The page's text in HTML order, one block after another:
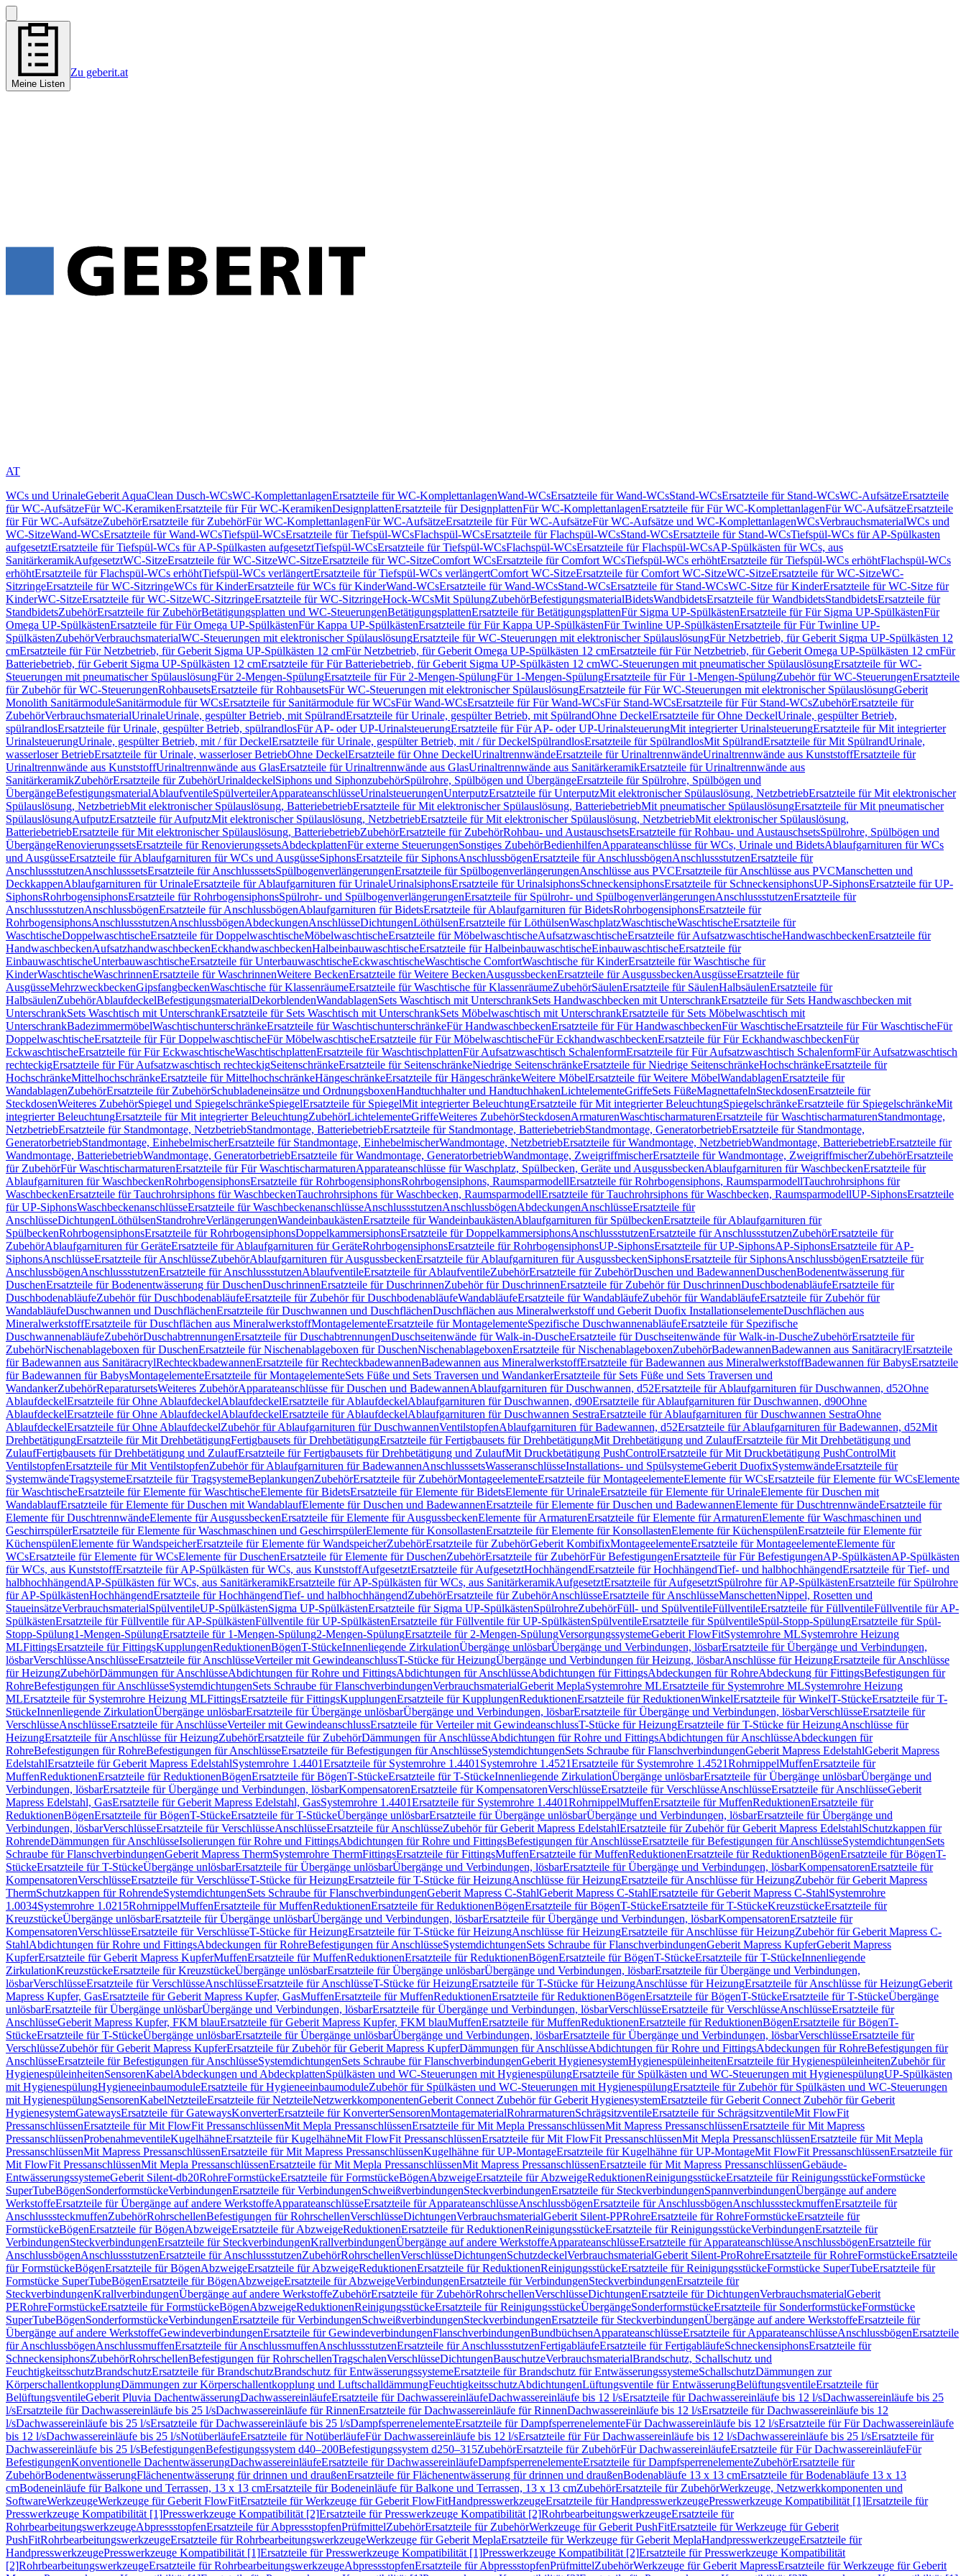
Meine Listen
Zu geberit.at
AT
WCs und UrinaleGeberit AquaClean Dusch-WCsWC-KomplettanlagenErsatzteile für WC-KomplettanlagenWand-WCsErsatzteile für Wand-WCsStand-WCsErsatzteile für Stand-WCsWC-AufsätzeErsatzteile
für WC-AufsätzeFür WC-KeramikenErsatzteile für Für WC-KeramikenDesignplattenErsatzteile für DesignplattenFür WC-KomplettanlagenErsatzteile für Für WC-KomplettanlagenFür WC-AufsätzeErsatzteile
für Für WC-AufsätzeZubehörErsatzteile für ZubehörFür WC-KomplettanlagenFür WC-AufsätzeErsatzteile für Für WC-AufsätzeFür WC-Aufsätze und WC-KomplettanlagenWCsVerbrauchsmaterialWCs und
WC-SitzeWand-WCsErsatzteile für Wand-WCsTiefspül-WCsErsatzteile für Tiefspül-WCsFlachspül-WCsErsatzteile für Flachspül-WCsStand-WCsErsatzteile für Stand-WCsTiefspül-WCs für AP-Spülkasten
aufgesetztErsatzteile für Tiefspül-WCs für AP-Spülkasten aufgesetztTiefspül-WCsErsatzteile für Tiefspül-WCsFlachspül-WCsErsatzteile für Flachspül-WCsAP-Spülkästen für WCs, aus
SanitärkeramikAufgesetztWC-SitzeErsatzteile für WC-SitzeWC-SitzeErsatzteile für WC-SitzeComfort WCsErsatzteile für Comfort WCsTiefspül-WCs erhöhtErsatzteile für Tiefspül-WCs erhöhtFlachspül-WCs
erhöhtErsatzteile für Flachspül-WCs erhöhtTiefspül-WCs verlängertErsatzteile für Tiefspül-WCs verlängertComfort WC-SitzeErsatzteile für Comfort WC-SitzeWC-SitzeErsatzteile für WC-SitzeWC-
SitzringeErsatzteile für WC-SitzringeWCs für KinderErsatzteile für WCs für KinderWand-WCsErsatzteile für Wand-WCsStand-WCsErsatzteile für Stand-WCsWC-Sitze für KinderErsatzteile für WC-Sitze für
KinderWC-SitzeErsatzteile für WC-SitzeWC-SitzringeErsatzteile für WC-SitzringeHock-WCsMit SpülungZubehörBefestigungsmaterialBidetsWandbidetsErsatzteile für WandbidetsStandbidetsErsatzteile für
StandbidetsZubehörErsatzteile für ZubehörBetätigungsplatten und WC-SteuerungenBetätigungsplattenErsatzteile für BetätigungsplattenFür Sigma UP-SpülkästenErsatzteile für Für Sigma UP-SpülkästenFür
Omega UP-SpülkästenErsatzteile für Für Omega UP-SpülkästenFür Kappa UP-SpülkästenErsatzteile für Für Kappa UP-SpülkästenFür Twinline UP-SpülkästenErsatzteile für Für Twinline UP-
SpülkästenZubehörVerbrauchsmaterialWC-Steuerungen mit elektronischer SpülauslösungErsatzteile für WC-Steuerungen mit elektronischer SpülauslösungFür Netzbetrieb, für Geberit Sigma UP-Spülkästen 12
cmErsatzteile für Für Netzbetrieb, für Geberit Sigma UP-Spülkästen 12 cmFür Netzbetrieb, für Geberit Omega UP-Spülkästen 12 cmErsatzteile für Für Netzbetrieb, für Geberit Omega UP-Spülkästen 12 cmFür
Batteriebetrieb, für Geberit Sigma UP-Spülkästen 12 cmErsatzteile für Für Batteriebetrieb, für Geberit Sigma UP-Spülkästen 12 cmWC-Steuerungen mit pneumatischer SpülauslösungErsatzteile für WC-
Steuerungen mit pneumatischer SpülauslösungFür 2-Mengen-SpülungErsatzteile für Für 2-Mengen-SpülungFür 1-Mengen-SpülungErsatzteile für Für 1-Mengen-SpülungZubehör für WC-SteuerungenErsatzteile
für Zubehör für WC-SteuerungenRohbausetsErsatzteile für RohbausetsFür WC-Steuerungen mit elektronischer SpülauslösungErsatzteile für Für WC-Steuerungen mit elektronischer SpülauslösungGeberit
Monolith SanitärmoduleSanitärmodule für WCsErsatzteile für Sanitärmodule für WCsFür Wand-WCsErsatzteile für Für Wand-WCsFür Stand-WCsErsatzteile für Für Stand-WCsZubehörErsatzteile für
ZubehörVerbrauchsmaterialUrinaleUrinale, gespülter Betrieb, mit SpülrandErsatzteile für Urinale, gespülter Betrieb, mit SpülrandOhne DeckelErsatzteile für Ohne DeckelUrinale, gespülter Betrieb,
spülrandlosErsatzteile für Urinale, gespülter Betrieb, spülrandlosFür AP- oder UP-UrinalsteuerungErsatzteile für Für AP- oder UP-UrinalsteuerungMit integrierter UrinalsteuerungErsatzteile für Mit integrierter
UrinalsteuerungUrinale, gespülter Betrieb, mit / für DeckelErsatzteile für Urinale, gespülter Betrieb, mit / für DeckelSpülrandlosErsatzteile für SpülrandlosMit SpülrandErsatzteile für Mit SpülrandUrinale,
wasserloser BetriebErsatzteile für Urinale, wasserloser BetriebOhne DeckelErsatzteile für Ohne DeckelUrinaltrennwändeErsatzteile für UrinaltrennwändeUrinaltrennwände aus KunststoffErsatzteile für
Urinaltrennwände aus KunststoffUrinaltrennwände aus GlasErsatzteile für Urinaltrennwände aus GlasUrinaltrennwände aus SanitärkeramikErsatzteile für Urinaltrennwände aus
SanitärkeramikZubehörErsatzteile für ZubehörUrinaldeckelSiphons und SiphonzubehörSpülrohre, Spülbögen und ÜbergängeErsatzteile für Spülrohre, Spülbögen und
ÜbergängeBefestigungsmaterialAblaufventileSpülverteilerApparateanschlüsseUrinalsteuerungenUnterputzErsatzteile für UnterputzMit elektronischer Spülauslösung, NetzbetriebErsatzteile für Mit elektronischer
Spülauslösung, NetzbetriebMit elektronischer Spülauslösung, BatteriebetriebErsatzteile für Mit elektronischer Spülauslösung, BatteriebetriebMit pneumatischer SpülauslösungErsatzteile für Mit pneumatischer
SpülauslösungAufputzErsatzteile für AufputzMit elektronischer Spülauslösung, NetzbetriebErsatzteile für Mit elektronischer Spülauslösung, NetzbetriebMit elektronischer Spülauslösung,
BatteriebetriebErsatzteile für Mit elektronischer Spülauslösung, BatteriebetriebZubehörErsatzteile für ZubehörRohbau- und AustauschsetsErsatzteile für Rohbau- und AustauschsetsSpülrohre, Spülbögen und
ÜbergängeRenovierungssetsErsatzteile für RenovierungssetsAbdeckplattenFür externe SteuerungenSonstiges ZubehörBedienhilfenApparateanschlüsse für WCs, Urinale und BidetsAblaufgarnituren für WCs
und AusgüsseErsatzteile für Ablaufgarnituren für WCs und AusgüsseSiphonsErsatzteile für SiphonsAnschlussbögenErsatzteile für AnschlussbögenAnschlussstutzenErsatzteile für
AnschlussstutzenAnschlusssetsErsatzteile für AnschlusssetsSpülbogenverlängerungenErsatzteile für SpülbogenverlängerungenAnschlüsse aus PVCErsatzteile für Anschlüsse aus PVCManschetten und
DeckkappenAblaufgarnituren für UrinaleErsatzteile für Ablaufgarnituren für UrinaleUrinalsiphonsErsatzteile für UrinalsiphonsSchneckensiphonsErsatzteile für SchneckensiphonsUP-SiphonsErsatzteile für UP-
SiphonsRohrbogensiphonsErsatzteile für RohrbogensiphonsSpülrohr- und SpülbogenverlängerungenErsatzteile für Spülrohr- und SpülbogenverlängerungenAnschlussstutzenErsatzteile für
AnschlussstutzenAnschlussbögenErsatzteile für AnschlussbögenAblaufgarnituren für BidetsErsatzteile für Ablaufgarnituren für BidetsRohrbogensiphonsErsatzteile für
RohrbogensiphonsAnschlussstutzenAnschlussbögenAbdeckungenAnschlüsseDichtungenLöthülsenErsatzteile für LöthülsenWaschplatzWaschtischeWaschtischeErsatzteile für
WaschtischeDoppelwaschtischeErsatzteile für DoppelwaschtischeMöbelwaschtischeErsatzteile für MöbelwaschtischeAufsatzwaschtischeErsatzteile für AufsatzwaschtischeHandwaschbeckenErsatzteile für
HandwaschbeckenAufsatzhandwaschbeckenEckhandwaschbeckenHalbeinbauwaschtischeErsatzteile für HalbeinbauwaschtischeEinbauwaschtischeErsatzteile für
EinbauwaschtischeUnterbauwaschtischeErsatzteile für UnterbauwaschtischeEckwaschtischeWaschtische ComfortWaschtische für KinderErsatzteile für Waschtische für
KinderWaschtischeWaschrinnenErsatzteile für WaschrinnenWeitere BeckenErsatzteile für Weitere BeckenAusgussbeckenErsatzteile für AusgussbeckenAusgüsseErsatzteile für
AusgüsseMehrzweckbeckenGipsfangbeckenWaschtische für KlassenräumeErsatzteile für Waschtische für KlassenräumeZubehörSäulenErsatzteile für SäulenHalbsäulenErsatzteile für
HalbsäulenZubehörAblaufdeckelBefestigungsmaterialDekorblendenWandablagenSets Waschtisch mit UnterschrankSets Handwaschbecken mit UnterschrankErsatzteile für Sets Handwaschbecken mit
UnterschrankSets Waschtisch mit UnterschrankErsatzteile für Sets Waschtisch mit UnterschrankSets Möbelwaschtisch mit UnterschrankErsatzteile für Sets Möbelwaschtisch mit
UnterschrankBadezimmermöbelWaschtischunterschränkeErsatzteile für WaschtischunterschränkeFür HandwaschbeckenErsatzteile für Für HandwaschbeckenFür WaschtischeErsatzteile für Für WaschtischeFür
DoppelwaschtischeErsatzteile für Für DoppelwaschtischeFür MöbelwaschtischeErsatzteile für Für MöbelwaschtischeFür EckhandwaschbeckenErsatzteile für Für EckhandwaschbeckenFür
EckwaschtischeErsatzteile für Für EckwaschtischeWaschtischplattenErsatzteile für WaschtischplattenFür Aufsatzwaschtisch SchalenformErsatzteile für Für Aufsatzwaschtisch SchalenformFür Aufsatzwaschtisch
rechteckigErsatzteile für Für Aufsatzwaschtisch rechteckigSeitenschränkeErsatzteile für SeitenschränkeNiedrige SeitenschränkeErsatzteile für Niedrige SeitenschränkeHochschränkeErsatzteile für
HochschränkeMittelhochschränkeErsatzteile für MittelhochschränkeHängeschränkeErsatzteile für HängeschränkeWeitere MöbelErsatzteile für Weitere MöbelWandablagenErsatzteile für
WandablagenZubehörErsatzteile für ZubehörSchubladeneinsätze und OrdnungsboxenHandtuchhalter und HandtuchhakenLichtelementeGriffeSets FüßeMagnettafelnSteckdosenErsatzteile für
SteckdosenWeiteres ZubehörSpiegel und SpiegelschränkeSpiegelErsatzteile für SpiegelMit integrierter BeleuchtungErsatzteile für Mit integrierter BeleuchtungSpiegelschränkeErsatzteile für SpiegelschränkeMit
integrierter BeleuchtungErsatzteile für Mit integrierter BeleuchtungZubehörLichtelementeGriffeWeiteres ZubehörSteckdosenArmaturenWaschtischarmaturenErsatzteile für WaschtischarmaturenStandmontage,
NetzbetriebErsatzteile für Standmontage, NetzbetriebStandmontage, BatteriebetriebErsatzteile für Standmontage, BatteriebetriebStandmontage, GeneratorbetriebErsatzteile für Standmontage,
GeneratorbetriebStandmontage, EinhebelmischerErsatzteile für Standmontage, EinhebelmischerWandmontage, NetzbetriebErsatzteile für Wandmontage, NetzbetriebWandmontage, BatteriebetriebErsatzteile für
Wandmontage, BatteriebetriebWandmontage, GeneratorbetriebErsatzteile für Wandmontage, GeneratorbetriebWandmontage, ZweigriffmischerErsatzteile für Wandmontage, ZweigriffmischerZubehörErsatzteile
für ZubehörFür WaschtischarmaturenErsatzteile für Für WaschtischarmaturenApparateanschlüsse für Waschplatz, Spülbecken, Geräte und AusgussbeckenAblaufgarnituren für WaschbeckenErsatzteile für
Ablaufgarnituren für WaschbeckenRohrbogensiphonsErsatzteile für RohrbogensiphonsRohrbogensiphons, RaumsparmodellErsatzteile für Rohrbogensiphons, RaumsparmodellTauchrohrsiphons für
WaschbeckenErsatzteile für Tauchrohrsiphons für WaschbeckenTauchrohrsiphons für Waschbecken, RaumsparmodellErsatzteile für Tauchrohrsiphons für Waschbecken, RaumsparmodellUP-SiphonsErsatzteile
für UP-SiphonsWaschbeckenanschlüsseErsatzteile für WaschbeckenanschlüsseAnschlussstutzenAnschlussbögenAbdeckungenAnschlüsseErsatzteile für
AnschlüsseDichtungenLöthülsenStandrohreVerlängerungenWandeinbaukästenErsatzteile für WandeinbaukästenAblaufgarnituren für SpülbeckenErsatzteile für Ablaufgarnituren für
SpülbeckenRohrbogensiphonsErsatzteile für RohrbogensiphonsDoppelkammersiphonsErsatzteile für DoppelkammersiphonsAnschlussstutzenErsatzteile für AnschlussstutzenZubehörErsatzteile für
ZubehörAblaufgarnituren für GeräteErsatzteile für Ablaufgarnituren für GeräteRohrbogensiphonsErsatzteile für RohrbogensiphonsUP-SiphonsErsatzteile für UP-SiphonsAP-SiphonsErsatzteile für AP-
SiphonsAnschlüsseErsatzteile für AnschlüsseZubehörAblaufgarnituren für AusgussbeckenErsatzteile für Ablaufgarnituren für AusgussbeckenSiphonsErsatzteile für SiphonsAnschlussbögenErsatzteile für
AnschlussbögenAnschlussstutzenErsatzteile für AnschlussstutzenAblaufventileErsatzteile für AblaufventileZubehörErsatzteile für ZubehörDuschen und BadewannenDuschenBodenentwässerung für
DuschenErsatzteile für Bodenentwässerung für DuschenDuschrinnenErsatzteile für DuschrinnenZubehör für DuschrinnenErsatzteile für Zubehör für DuschrinnenDuschbodenabläufeErsatzteile für
DuschbodenabläufeZubehör für DuschbodenabläufeErsatzteile für Zubehör für DuschbodenabläufeWandabläufeErsatzteile für WandabläufeZubehör für WandabläufeErsatzteile für Zubehör für
WandabläufeDuschwannen und DuschflächenErsatzteile für Duschwannen und DuschflächenDuschflächen aus Mineralwerkstoff und Geberit Duofix InstallationselementeDuschflächen aus
MineralwerkstoffErsatzteile für Duschflächen aus MineralwerkstoffMontagelementeErsatzteile für MontagelementeSpezifische DuschwannenabläufeErsatzteile für Spezifische
DuschwannenabläufeZubehörDuschabtrennungenErsatzteile für DuschabtrennungenDuschseitenwände für Walk-in-DuscheErsatzteile für Duschseitenwände für Walk-in-DuscheZubehörErsatzteile für
ZubehörNischenablageboxen für DuschenErsatzteile für Nischenablageboxen für DuschenNischenablageboxenErsatzteile für NischenablageboxenZubehörBadewannenBadewannen aus SanitäracrylErsatzteile
für Badewannen aus SanitäracrylRechteckbadewannenErsatzteile für RechteckbadewannenBadewannen aus MineralwerkstoffErsatzteile für Badewannen aus MineralwerkstoffBadewannen für BabysErsatzteile
für Badewannen für BabysMontagelementeErsatzteile für MontagelementeSets Füße und Sets Traversen und WandankerErsatzteile für Sets Füße und Sets Traversen und
WandankerZubehörReparatursetsWeiteres ZubehörApparateanschlüsse für Duschen und BadewannenAblaufgarnituren für Duschwannen, d52Ersatzteile für Ablaufgarnituren für Duschwannen, d52Ohne
AblaufdeckelErsatzteile für Ohne AblaufdeckelAblaufdeckelErsatzteile für AblaufdeckelAblaufgarnituren für Duschwannen, d90Ersatzteile für Ablaufgarnituren für Duschwannen, d90Ohne
AblaufdeckelErsatzteile für Ohne AblaufdeckelAblaufdeckelErsatzteile für AblaufdeckelAblaufgarnituren für Duschwannen SestraErsatzteile für Ablaufgarnituren für Duschwannen SestraOhne
AblaufdeckelErsatzteile für Ohne AblaufdeckelZubehör für Ablaufgarnituren für DuschwannenVentilstopfenAblaufgarnituren für Badewannen, d52Ersatzteile für Ablaufgarnituren für Badewannen, d52Mit
DrehbetätigungErsatzteile für Mit DrehbetätigungFertigbausets für DrehbetätigungErsatzteile für Fertigbausets für DrehbetätigungMit Drehbetätigung und ZulaufErsatzteile für Mit Drehbetätigung und
ZulaufFertigbausets für Drehbetätigung und ZulaufErsatzteile für Fertigbausets für Drehbetätigung und ZulaufMit Druckbetätigung PushControlErsatzteile für Mit Druckbetätigung PushControlMit
VentilstopfenErsatzteile für Mit VentilstopfenZubehör für Ablaufgarnituren für BadewannenAnschlusssetsWasseranschlüsseInstallations- und SpülsystemeGeberit DuofixSystemwändeErsatzteile für
SystemwändeTragsystemeErsatzteile für TragsystemeBeplankungenZubehörErsatzteile für ZubehörMontageelementeErsatzteile für MontageelementeElemente für WCsErsatzteile für Elemente für WCsElemente
für WaschtischeErsatzteile für Elemente für WaschtischeElemente für BidetsErsatzteile für Elemente für BidetsElemente für UrinaleErsatzteile für Elemente für UrinaleElemente für Duschen mit
WandablaufErsatzteile für Elemente für Duschen mit WandablaufElemente für Duschen und BadewannenErsatzteile für Elemente für Duschen und BadewannenElemente für DuschtrennwändeErsatzteile für
Elemente für DuschtrennwändeElemente für AusgussbeckenErsatzteile für Elemente für AusgussbeckenElemente für ArmaturenErsatzteile für Elemente für ArmaturenElemente für Waschmaschinen und
GeschirrspülerErsatzteile für Elemente für Waschmaschinen und GeschirrspülerElemente für KonsollastenErsatzteile für Elemente für KonsollastenElemente für KüchenspülenErsatzteile für Elemente für
KüchenspülenElemente für WandspeicherErsatzteile für Elemente für WandspeicherZubehörErsatzteile für ZubehörGeberit KombifixMontageelementeErsatzteile für MontageelementeElemente für
WCsErsatzteile für Elemente für WCsElemente für DuschenErsatzteile für Elemente für DuschenZubehörErsatzteile für ZubehörFür BefestigungenErsatzteile für Für BefestigungenAP-SpülkästenAP-Spülkästen
für WCs, aus KunststoffErsatzteile für AP-Spülkästen für WCs, aus KunststoffAufgesetztErsatzteile für AufgesetztHochhängendErsatzteile für HochhängendTief- und halbhochhängendErsatzteile für Tief- und
halbhochhängendAP-Spülkästen für WCs, aus SanitärkeramikErsatzteile für AP-Spülkästen für WCs, aus SanitärkeramikAufgesetztErsatzteile für AufgesetztSpülrohre für AP-SpülkästenErsatzteile für Spülrohre
für AP-SpülkästenHochhängendErsatzteile für HochhängendTief- und halbhochhängendZubehörErsatzteile für ZubehörAnschlüsseErsatzteile für AnschlüsseManschettenNippel, Rosetten und
StaueinsätzeVerbrauchsmaterialSpülventileUP-SpülkästenSigma UP-SpülkästenErsatzteile für Sigma UP-SpülkästenSpülrohreZubehörFüll- und SpülventileFüllventileErsatzteile für FüllventileFüllventile für AP-
SpülkästenErsatzteile für Füllventile für AP-SpülkästenFüllventile für UP-SpülkästenErsatzteile für Füllventile für UP-SpülkästenSpülventileErsatzteile für SpülventileSpül-Stopp-SpülungErsatzteile für Spül-
Stopp-Spülung1-Mengen-SpülungErsatzteile für 1-Mengen-Spülung2-Mengen-SpülungErsatzteile für 2-Mengen-SpülungVersorgungssystemeGeberit FlowFitSystemrohre MLSystemrohre Heizung
MLFittingsErsatzteile für FittingsKupplungenReduktionenBögenT-StückeInnenliegende ZirkulationÜbergänge unlösbarÜbergänge und Verbindungen, lösbarErsatzteile für Übergänge und Verbindungen,
lösbarVerschlüsseAnschlüsseErsatzteile für AnschlüsseVerteiler mit GewindeanschlussT-Stücke für HeizungÜbergänge und Verbindungen für Heizung, lösbarAnschlüsse für HeizungErsatzteile für Anschlüsse
für HeizungZubehörDämmungen für AnschlüsseAbdichtungen für Rohre und FittingsAbdichtungen für AnschlüsseAbdichtungen für FittingsAbdeckungen für RohreAbdeckung für FittingsBefestigungen für
RohreBefestigungen für AnschlüsseSystemdichtungenSets Schraube für FlanschverbindungenVerbrauchsmaterialGeberit MeplaSystemrohre MLErsatzteile für Systemrohre MLSystemrohre Heizung
MLErsatzteile für Systemrohre Heizung MLFittingsErsatzteile für FittingsKupplungenErsatzteile für KupplungenReduktionenErsatzteile für ReduktionenWinkelErsatzteile für WinkelT-StückeErsatzteile für T-
StückeInnenliegende ZirkulationÜbergänge unlösbarErsatzteile für Übergänge unlösbarÜbergänge und Verbindungen, lösbarErsatzteile für Übergänge und Verbindungen, lösbarVerschlüsseErsatzteile für
VerschlüsseAnschlüsseErsatzteile für AnschlüsseVerteiler mit GewindeanschlussErsatzteile für Verteiler mit GewindeanschlussT-Stücke für HeizungErsatzteile für T-Stücke für HeizungAnschlüsse für
HeizungErsatzteile für Anschlüsse für HeizungZubehörErsatzteile für ZubehörDämmungen für AnschlüsseAbdichtungen für Rohre und FittingsAbdichtungen für AnschlüsseAbdeckungen für
RohreBefestigungen für RohreBefestigungen für AnschlüsseErsatzteile für Befestigungen für AnschlüsseSystemdichtungenSets Schraube für FlanschverbindungenGeberit Mapress EdelstahlGeberit Mapress
EdelstahlErsatzteile für Geberit Mapress EdelstahlSystemrohre 1.4401Ersatzteile für Systemrohre 1.4401 Systemrohre 1.4521Ersatzteile für Systemrohre 1.4521RohrnippelMuffenErsatzteile für
MuffenReduktionenErsatzteile für ReduktionenBögenErsatzteile für BögenT-StückeErsatzteile für T-StückeInnenliegende ZirkulationÜbergänge unlösbarErsatzteile für Übergänge unlösbarÜbergänge und
Verbindungen, lösbarErsatzteile für Übergänge und Verbindungen, lösbarKompensatorenErsatzteile für KompensatorenVerschlüsseErsatzteile für VerschlüsseAnschlüsseErsatzteile für AnschlüsseGeberit
Mapress Edelstahl, GasErsatzteile für Geberit Mapress Edelstahl, GasSystemrohre 1.4401Ersatzteile für Systemrohre 1.4401RohrnippelMuffenErsatzteile für MuffenReduktionenErsatzteile für
ReduktionenBögenErsatzteile für BögenT-StückeErsatzteile für T-StückeÜbergänge unlösbarErsatzteile für Übergänge unlösbarÜbergänge und Verbindungen, lösbarErsatzteile für Übergänge und
Verbindungen, lösbarVerschlüsseErsatzteile für VerschlüsseAnschlüsseErsatzteile für AnschlüsseZubehör für Geberit Mapress EdelstahlErsatzteile für Zubehör für Geberit Mapress EdelstahlSchutzkappen für
RohrendeDämmungen für AnschlüsseIsolierungen für Rohre und FittingsAbdichtungen für Rohre und FittingsBefestigungen für AnschlüsseErsatzteile für Befestigungen für AnschlüsseSystemdichtungenSets
Schraube für FlanschverbindungenGeberit Mapress ThermSystemrohre ThermFittingsErsatzteile für FittingsMuffenErsatzteile für MuffenReduktionenErsatzteile für ReduktionenBögenErsatzteile für BögenT-
StückeErsatzteile für T-StückeÜbergänge unlösbarErsatzteile für Übergänge unlösbarÜbergänge und Verbindungen, lösbarErsatzteile für Übergänge und Verbindungen, lösbarKompensatorenErsatzteile für
KompensatorenVerschlüsseErsatzteile für VerschlüsseT-Stücke für HeizungErsatzteile für T-Stücke für HeizungAnschlüsse für HeizungErsatzteile für Anschlüsse für HeizungZubehör für Geberit Mapress
ThermSchutzkappen für RohrendeSystemdichtungenSets Schraube für FlanschverbindungenGeberit Mapress C-StahlGeberit Mapress C-StahlErsatzteile für Geberit Mapress C-StahlSystemrohre
1.0034Systemrohre 1.0215RohrnippelMuffenErsatzteile für MuffenReduktionenErsatzteile für ReduktionenBögenErsatzteile für BögenT-StückeErsatzteile für T-StückeKreuzstückeErsatzteile für
KreuzstückeÜbergänge unlösbarErsatzteile für Übergänge unlösbarÜbergänge und Verbindungen, lösbarErsatzteile für Übergänge und Verbindungen, lösbarKompensatorenErsatzteile für
KompensatorenVerschlüsseErsatzteile für VerschlüsseT-Stücke für HeizungErsatzteile für T-Stücke für HeizungAnschlüsse für HeizungErsatzteile für Anschlüsse für HeizungZubehör für Geberit Mapress C-
StahlAbdichtungen für Rohre und FittingsAbdeckungen für RohreBefestigungen für AnschlüsseSystemdichtungenSets Schraube für FlanschverbindungenGeberit Mapress KupferGeberit Mapress
KupferErsatzteile für Geberit Mapress KupferMuffenErsatzteile für MuffenReduktionenErsatzteile für ReduktionenBögenErsatzteile für BögenT-StückeErsatzteile für T-StückeInnenliegende
ZirkulationKreuzstückeErsatzteile für KreuzstückeÜbergänge unlösbarErsatzteile für Übergänge unlösbarÜbergänge und Verbindungen, lösbarErsatzteile für Übergänge und Verbindungen,
lösbarVerschlüsseErsatzteile für VerschlüsseAnschlüsseErsatzteile für AnschlüsseT-Stücke für HeizungErsatzteile für T-Stücke für HeizungAnschlüsse für HeizungErsatzteile für Anschlüsse für HeizungGeberit
Mapress Kupfer, GasErsatzteile für Geberit Mapress Kupfer, GasMuffenErsatzteile für MuffenReduktionenErsatzteile für ReduktionenBögenErsatzteile für BögenT-StückeErsatzteile für T-StückeÜbergänge
unlösbarErsatzteile für Übergänge unlösbarÜbergänge und Verbindungen, lösbarErsatzteile für Übergänge und Verbindungen, lösbarVerschlüsseErsatzteile für VerschlüsseAnschlüsseErsatzteile für
AnschlüsseGeberit Mapress Kupfer, FKM blauErsatzteile für Geberit Mapress Kupfer, FKM blauMuffenErsatzteile für MuffenReduktionenErsatzteile für ReduktionenBögenErsatzteile für BögenT-
StückeErsatzteile für T-StückeÜbergänge unlösbarErsatzteile für Übergänge unlösbarÜbergänge und Verbindungen, lösbarErsatzteile für Übergänge und Verbindungen, lösbarVerschlüsseErsatzteile für
VerschlüsseZubehör für Geberit Mapress KupferErsatzteile für Zubehör für Geberit Mapress KupferDämmungen für AnschlüsseAbdichtungen für Rohre und FittingsAbdeckungen für RohreBefestigungen für
AnschlüsseErsatzteile für Befestigungen für AnschlüsseSystemdichtungenSets Schraube für FlanschverbindungenGeberit HygienesystemHygienespüleinheitenErsatzteile für HygienespüleinheitenZubehör für
HygienespüleinheitenSensorenKabelAbdeckungen und AbdeckplattenSpülkästen und WC-Steuerungen mit HygienespülungErsatzteile für Spülkästen und WC-Steuerungen mit HygienespülungUP-Spülkästen
mit HygienespülungHygieneeinbaumoduleErsatzteile für HygieneeinbaumoduleZubehör für Spülkästen und WC-Steuerungen mit HygienespülungErsatzteile für Zubehör für Spülkästen und WC-Steuerungen
mit HygienespülungSensorenKabelNetzteileErsatzteile für NetzteileNetzwerkkomponentenGeberit Connect Zubehör für Geberit HygienesystemErsatzteile für Geberit Connect Zubehör für Geberit
HygienesystemGatewaysErsatzteile für GatewaysKonverterErsatzteile für KonverterSensorenMontagematerialRohrarmaturenSchrägsitzventileErsatzteile für SchrägsitzventileMit FlowFit
PressanschlüssenErsatzteile für Mit FlowFit PressanschlüssenMit Mepla PressanschlüssenErsatzteile für Mit Mepla PressanschlüssenMit Mapress PressanschlüssenErsatzteile für Mit Mapress
PressanschlüssenProbenahmeventileKugelhähneErsatzteile für KugelhähneMit FlowFit PressanschlüssenErsatzteile für Mit FlowFit PressanschlüssenMit Mepla PressanschlüssenErsatzteile für Mit Mepla
PressanschlüssenMit Mapress PressanschlüssenErsatzteile für Mit Mapress PressanschlüssenKugelhähne für UP-MontageErsatzteile für Kugelhähne für UP-MontageMit FlowFit PressanschlüssenErsatzteile für
Mit FlowFit PressanschlüssenMit Mepla PressanschlüssenErsatzteile für Mit Mepla PressanschlüssenMit Mapress PressanschlüssenErsatzteile für Mit Mapress PressanschlüssenGebäude-
EntwässerungssystemeGeberit Silent-db20RohreFormstückeErsatzteile für FormstückeBögenAbzweigeErsatzteile für AbzweigeReduktionenReinigungsstückeErsatzteile für ReinigungsstückeFormstücke
SuperTubeBögenSonderformstückeVerbindungenErsatzteile für VerbindungenSchweißverbindungenSteckverbindungenErsatzteile für SteckverbindungenSpannverbindungenÜbergänge auf andere
WerkstoffeErsatzteile für Übergänge auf andere WerkstoffeApparateanschlüsseErsatzteile für ApparateanschlüsseAnschlussbögenErsatzteile für AnschlussbögenAnschlusssteckmuffenErsatzteile für
AnschlusssteckmuffenZubehörRohrschellenBefestigungen für RohrschellenVerschlüsseDichtungenVerbrauchsmaterialGeberit Silent-PPRohreErsatzteile für RohreFormstückeErsatzteile für
FormstückeBögenErsatzteile für BögenAbzweigeErsatzteile für AbzweigeReduktionenErsatzteile für ReduktionenReinigungsstückeErsatzteile für ReinigungsstückeVerbindungenErsatzteile für
VerbindungenSteckverbindungenErsatzteile für SteckverbindungenKrallverbindungenÜbergänge auf andere WerkstoffeApparateanschlüsseErsatzteile für ApparateanschlüsseAnschlussbögenErsatzteile für
AnschlussbögenAnschlussstutzenErsatzteile für AnschlussstutzenZubehörRohrschellenVerschlüsseDichtungenSchutzdeckelVerbrauchsmaterialGeberit Silent-ProRohreErsatzteile für RohreFormstückeErsatzteile
für FormstückeBögenErsatzteile für BögenAbzweigeErsatzteile für AbzweigeReduktionenErsatzteile für ReduktionenReinigungsstückeErsatzteile für ReinigungsstückeFormstücke SuperTubeErsatzteile für
Formstücke SuperTubeBögenErsatzteile für BögenAbzweigeErsatzteile für AbzweigeVerbindungenErsatzteile für VerbindungenSteckverbindungenErsatzteile für
SteckverbindungenKrallverbindungenÜbergänge auf andere WerkstoffeZubehörErsatzteile für ZubehörRohrschellenVerschlüsseDichtungenErsatzteile für DichtungenVerbrauchsmaterialGeberit
PERohreFormstückeErsatzteile für FormstückeBögenAbzweigeReduktionenReinigungsstückeErsatzteile für ReinigungsstückeÜbergängeSonderformstückeErsatzteile für SonderformstückeFormstücke
SuperTubeBögenSonderformstückeVerbindungenErsatzteile für VerbindungenSchweißverbindungenSteckverbindungenErsatzteile für SteckverbindungenÜbergänge auf andere WerkstoffeErsatzteile für
Übergänge auf andere WerkstoffeGewindeverbindungenErsatzteile für GewindeverbindungenFlanschverbindungenBundbüchsenApparateanschlüsseErsatzteile für ApparateanschlüsseAnschlussbögenErsatzteile
für AnschlussbögenAnschlussmuffenErsatzteile für AnschlussmuffenAnschlussstutzenErsatzteile für AnschlussstutzenFertigabläufeErsatzteile für FertigabläufeSchneckensiphonsErsatzteile für
SchneckensiphonsZubehörRohrschellenBefestigungen für RohrschellenTragschalenVerschlüsseDichtungenBauschutzeVerbrauchsmaterialBrandschutz, Schallschutz und
FeuchtigkeitsschutzBrandschutzErsatzteile für BrandschutzBrandschutz für EntwässerungssystemeErsatzteile für Brandschutz für EntwässerungssystemeSchallschutzDämmungen zur
KörperschallentkopplungDämmungen zur Körperschallentkopplung und LuftschalldämmungFeuchtigkeitsschutzAbdichtungenLüftungsventile für EntwässerungBelüftungsventileErsatzteile für
BelüftungsventileGeberit Pluvia DachentwässerungDachwassereinläufeErsatzteile für DachwassereinläufeDachwassereinläufe bis 12 l/sErsatzteile für Dachwassereinläufe bis 12 l/sDachwassereinläufe bis 25
l/sErsatzteile für Dachwassereinläufe bis 25 l/sDachwassereinläufe für RinnenErsatzteile für Dachwassereinläufe für RinnenDachwassereinläufe bis 12 l/sErsatzteile für Dachwassereinläufe bis 12
l/sDachwassereinläufe bis 25 l/sErsatzteile für Dachwassereinläufe bis 25 l/sDampfsperrenelementeErsatzteile für DampfsperrenelementeFür Dachwassereinläufe bis 12 l/sErsatzteile für Für Dachwassereinläufe
bis 12 l/sDachwassereinläufe bis 25 l/sNotüberläufeErsatzteile für NotüberläufeFür Dachwassereinläufe bis 12 l/sErsatzteile für Für Dachwassereinläufe bis 12 l/sDachwassereinläufe bis 25 l/sErsatzteile für
Dachwassereinläufe bis 25 l/sBefestigungenBefestigungssystem d40–200Befestigungssystem d250–315ZubehörErsatzteile für ZubehörFür DachwassereinläufeErsatzteile für Für DachwassereinläufeFür
BefestigungenKonventionelle DachentwässerungDachwassereinläufeErsatzteile für DachwassereinläufeDampfsperrenelementeErsatzteile für DampfsperrenelementeZubehörErsatzteile für
ZubehörBodenentwässerungFlächenentwässerung für drinnen und draußenErsatzteile für Flächenentwässerung für drinnen und draußenBodenabläufe 13 x 13 cmErsatzteile für Bodenabläufe 13 x 13
cmBodeneinläufe für Balkone und Terrassen, 13 x 13 cmErsatzteile für Bodeneinläufe für Balkone und Terrassen, 13 x 13 cmZubehörErsatzteile für ZubehörWerkzeuge, Netzwerkkomponenten und
SoftwareWerkzeugeWerkzeuge für Geberit FlowFitErsatzteile für Werkzeuge für Geberit FlowFitHandpresswerkzeugeErsatzteile für HandpresswerkzeugePresswerkzeuge Kompatibilität [1]Ersatzteile für
Presswerkzeuge Kompatibilität [1]Presswerkzeuge Kompatibilität [2]Ersatzteile für Presswerkzeuge Kompatibilität [2]RohrbearbeitungswerkzeugeErsatzteile für
RohrbearbeitungswerkzeugeAbpressstopfenErsatzteile für AbpressstopfenPrüfmittelZubehörErsatzteile für ZubehörWerkzeuge für Geberit PushFitErsatzteile für Werkzeuge für Geberit
PushFitRohrbearbeitungswerkzeugeErsatzteile für RohrbearbeitungswerkzeugeWerkzeuge für Geberit MeplaErsatzteile für Werkzeuge für Geberit MeplaHandpresswerkzeugeErsatzteile für
HandpresswerkzeugePresswerkzeuge Kompatibilität [1]Ersatzteile für Presswerkzeuge Kompatibilität [1]Presswerkzeuge Kompatibilität [2]Ersatzteile für Presswerkzeuge Kompatibilität
[2]RohrbearbeitungswerkzeugeErsatzteile für RohrbearbeitungswerkzeugeAbpressstopfenErsatzteile für AbpressstopfenPrüfmittelZubehörWerkzeuge für Geberit MapressErsatzteile für Werkzeuge für Geberit